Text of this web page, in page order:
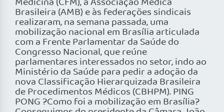
Brasileira (AMB) e às federações sindicais
realizaram, na semana passada, uma
mobilização nacional em Brasília articulada
com a Frente Parlamentar da Saúde do
Congresso Nacional, que reúne
parlamentares interessados no setor, indo ao
Ministério da Saúde para pedir a adoção da
nova Classificação Hierarquizada Brasileira
de Procedimentos Médicos (CBHPM). PING
PONG ?Como foi a mobilização em Brasília?